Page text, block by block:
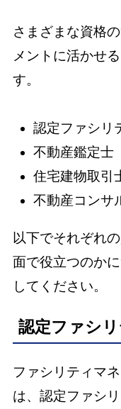
さまざまな資格
メントに活かせ
す。
認定ファシリ
不動産鑑定士
住宅建物取引
不動産コンサ
以下でそれぞれ
面で役立つのか
してください。
認定ファシ
ファシリティマ
は、認定ファシ